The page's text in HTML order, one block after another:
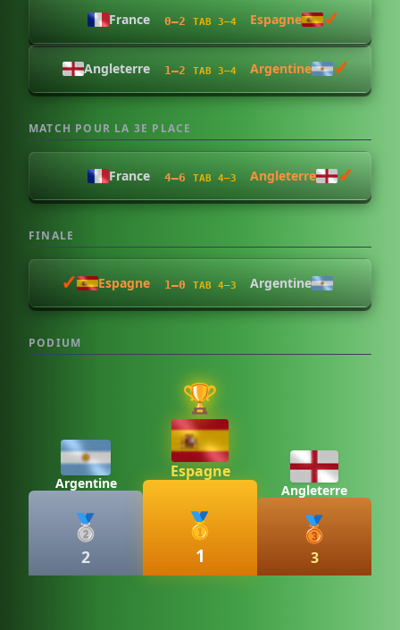
France 0–2 TAB 3–4 Espagne ✓︎
Angleterre 1–2 TAB 3–4 Argentine ✓︎
MATCH POUR LA 3E PLACE
France 4–6 TAB 4–3 Angleterre ✓︎
FINALE
✓︎ Espagne 1–0 TAB 4–3 Argentine
PODIUM
Argentine
🥈
2
🏆
Espagne
🥇
1
Angleterre
🥉
3